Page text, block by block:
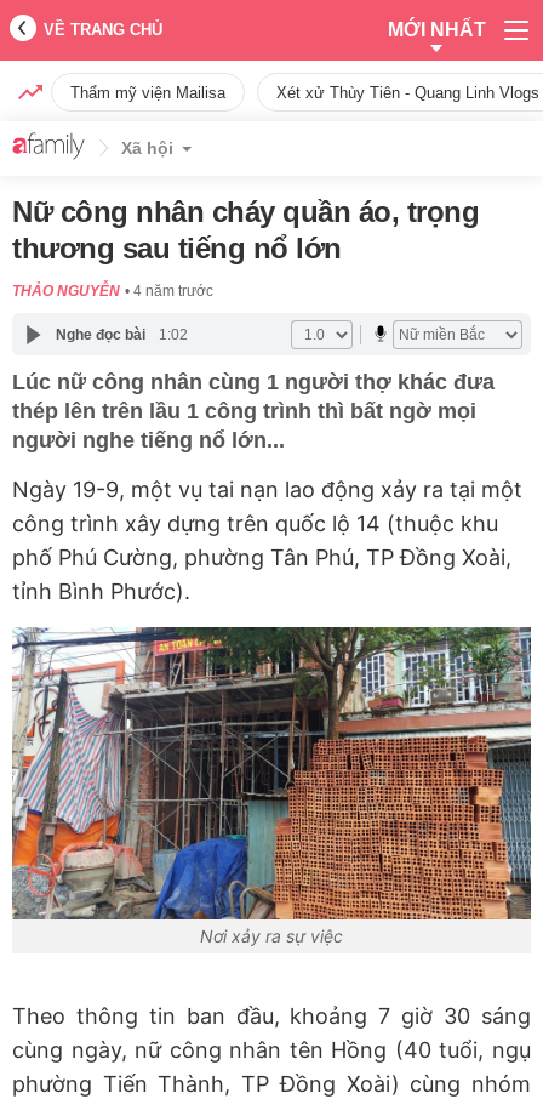
VỀ TRANG CHỦ MỚI NHẤT
Thẩm mỹ viện Mailisa Xét xử Thùy Tiên - Quang Linh
Xã hội
Nữ công nhân cháy quần áo, trọng
thương sau tiếng nổ lớn
THẢO NGUYỄN 4 năm trước
Nghe đọc bài 1:02
Lúc nữ công nhân cùng 1 người thợ khác đưa
thép lên trên lầu 1 công trình thì bất ngờ mọi
người nghe tiếng nổ lớn...
Ngày 19-9, một vụ tai nạn lao động xảy ra tại một
công trình xây dựng trên quốc lộ 14 (thuộc khu
phố Phú Cường, phường Tân Phú, TP Đồng Xoài,
tỉnh Bình Phước).
Nơi xảy ra sự việc
Theo thông tin ban đầu, khoảng 7 giờ 30 sáng
cùng ngày, nữ công nhân tên Hồng (40 tuổi, ngụ
phường Tiến Thành, TP Đồng Xoài) cùng nhóm